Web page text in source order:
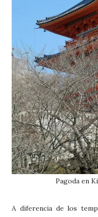
Pagoda en
A diferencia de los